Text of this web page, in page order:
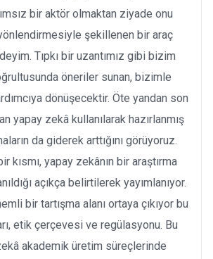
bir aktör olmaktan ziyade onu
şekillenen bir araç
Tıpkı bir uzantımız gibi bizim
öneriler sunan, bizimle
dönüşecektir. Öte yandan son
yapay zekâ kullanılarak hazırlanmış
da giderek arttığını görüyoruz.
kısmı, yapay zekânın bir araştırma
açıkça belirtilerek yayımlanıyor.
bir tartışma alanı ortaya çıkıyor bu
etik çerçevesi ve regülasyonu. Bu
akademik üretim süreçlerinde